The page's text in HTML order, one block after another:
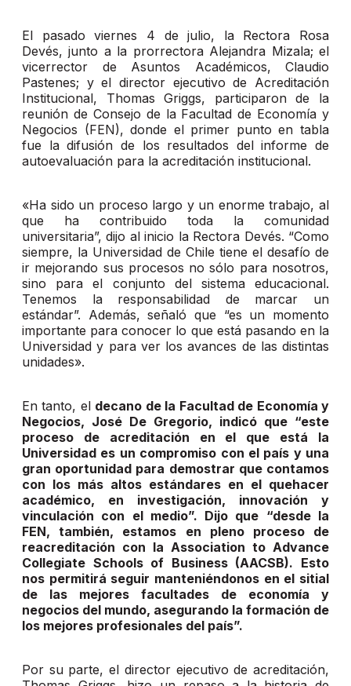
El pasado viernes 4 de julio, la Rectora Rosa
Devés, junto a la prorrectora Alejandra Mizala; el
vicerrector de Asuntos Académicos, Claudio
Pastenes; y el director ejecutivo de Acreditación
Institucional, Thomas Griggs, participaron de la
reunión de Consejo de la Facultad de Economía y
Negocios (FEN), donde el primer punto en tabla
fue la difusión de los resultados del informe de
autoevaluación para la acreditación institucional.
«Ha sido un proceso largo y un enorme trabajo, al
que ha contribuido toda la comunidad
universitaria”, dijo al inicio la Rectora Devés. “Como
siempre, la Universidad de Chile tiene el desafío de
ir mejorando sus procesos no sólo para nosotros,
sino para el conjunto del sistema educacional.
Tenemos la responsabilidad de marcar un
estándar”. Además, señaló que “es un momento
importante para conocer lo que está pasando en la
Universidad y para ver los avances de las distintas
unidades».
En tanto, el decano de la Facultad de Economía y
Negocios, José De Gregorio, indicó que “este
proceso de acreditación en el que está la
Universidad es un compromiso con el país y una
gran oportunidad para demostrar que contamos
con los más altos estándares en el quehacer
académico, en investigación, innovación y
vinculación con el medio”. Dijo que “desde la
FEN, también, estamos en pleno proceso de
reacreditación con la Association to Advance
Collegiate Schools of Business (AACSB). Esto
nos permitirá seguir manteniéndonos en el sitial
de las mejores facultades de economía y
negocios del mundo, asegurando la formación de
los mejores profesionales del país”.
Por su parte, el director ejecutivo de acreditación,